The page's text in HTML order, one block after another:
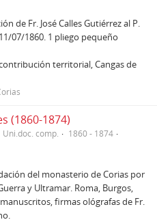
de Fr. José Calles Gutiérrez al P.
07/1860. 1 pliego pequeño
territorial, Cangas de
(1860-1874)
Uni.doc. comp.
1860 - 1874
del monasterio de Corias por
y Ultramar. Roma, Burgos,
firmas ológrafas de Fr.